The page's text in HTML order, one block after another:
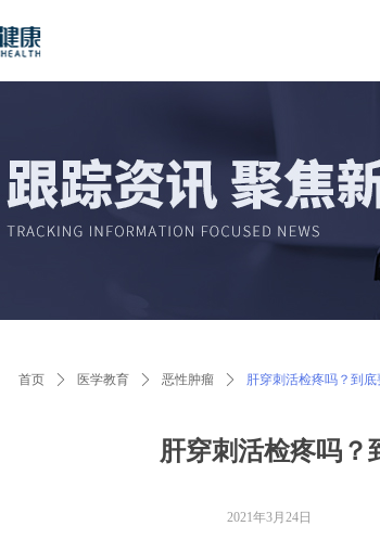
肝穿刺活检疼吗？
2021年3月24日
首页 ꄲ 医学教育 ꄲ 恶性肿瘤 ꄲ 肝穿刺活检疼吗？到底